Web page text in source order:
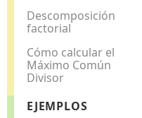
Descomposición
factorial
Cómo calcular el
Máximo Común
Divisor
EJEMPLOS